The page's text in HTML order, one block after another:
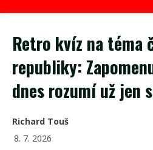
Retro kvíz na téma
republiky:
dnes rozumí už jen
Richard Touš
8. 7. 2026